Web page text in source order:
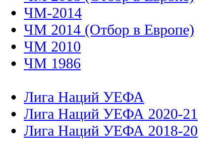
ЧМ-2014
ЧМ 2014 (Отбор в Европе)
ЧМ 2010
ЧМ 1986
Лига Наций УЕФА
Лига Наций УЕФА 2020-21
Лига Наций УЕФА 2018-20